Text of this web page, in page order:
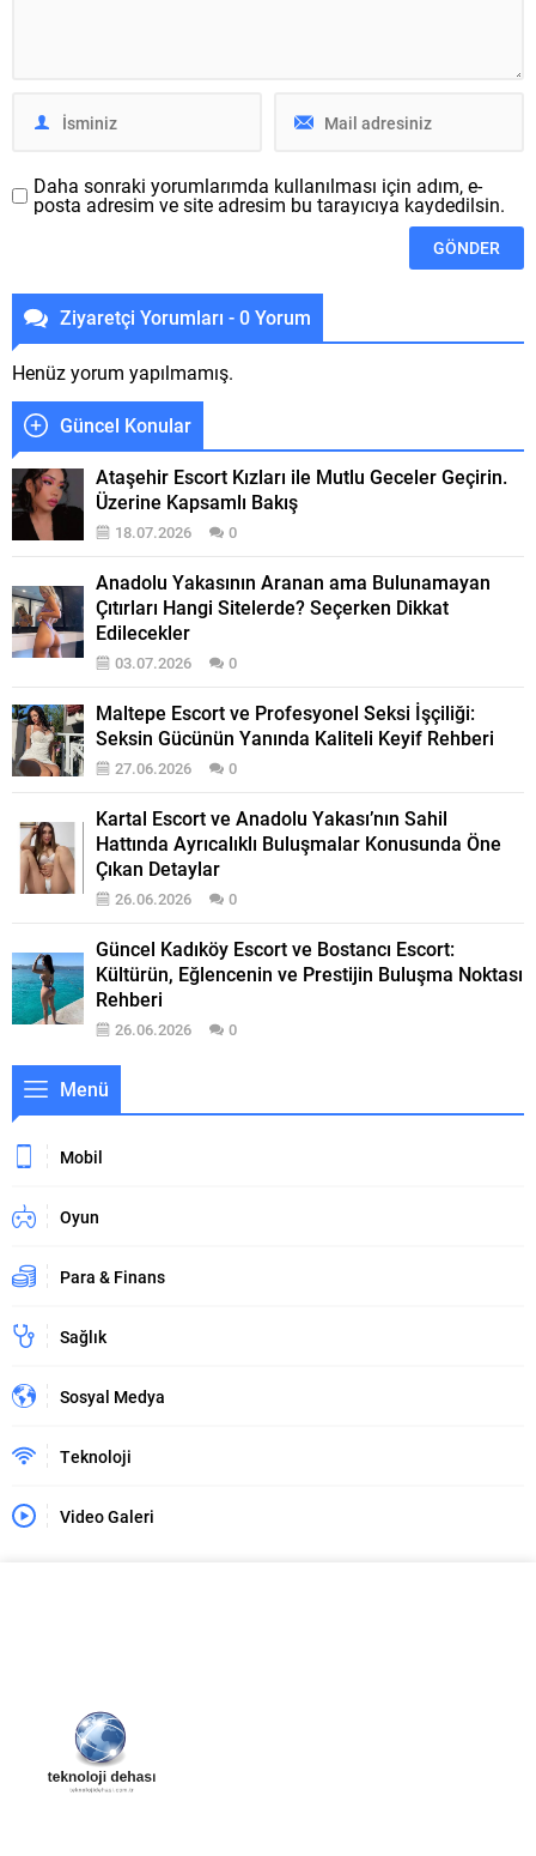
Daha sonraki yorumlarımda kullanılması için adım, e-
posta adresim ve site adresim bu tarayıcıya kaydedilsin.
Ziyaretçi Yorumları - 0 Yorum
Henüz yorum yapılmamış.
Güncel Konular
Ataşehir Escort Kızları ile Mutlu Geceler Geçirin.
Üzerine Kapsamlı Bakış
18.07.2026 0
Anadolu Yakasının Aranan ama Bulunamayan
Çıtırları Hangi Sitelerde? Seçerken Dikkat
Edilecekler
03.07.2026 0
Maltepe Escort ve Profesyonel Seksi İşçiliği:
Seksin Gücünün Yanında Kaliteli Keyif Rehberi
27.06.2026 0
Kartal Escort ve Anadolu Yakası’nın Sahil
Hattında Ayrıcalıklı Buluşmalar Konusunda Öne
Çıkan Detaylar
26.06.2026 0
Güncel Kadıköy Escort ve Bostancı Escort:
Kültürün, Eğlencenin ve Prestijin Buluşma Noktası
Rehberi
26.06.2026 0
Menü
Mobil
Oyun
Para & Finans
Sağlık
Sosyal Medya
Teknoloji
Video Galeri